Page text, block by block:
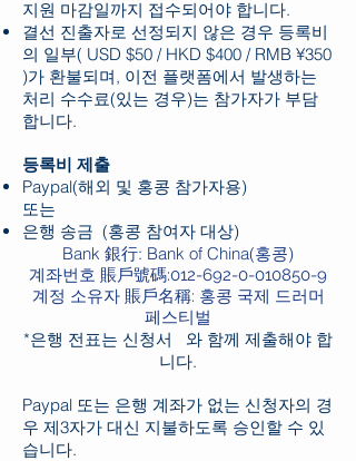
지원 마감일까지 접수되어야 합니다.
결선 진출자로 선정되지 않은 경우 등록비
의 일부( USD $50 / HKD $400 / RMB ¥350
)가 환불되며, 이전 플랫폼에서 발생하는
처리 수수료(있는 경우)는 참가자가 부담
합니다.
등록비 제출
Paypal(해외 및 홍콩 참가자용)
또는
은행 송금 (홍콩 참여자 대상)
Bank 銀行: Bank of China(홍콩)
계좌번호 賬戶號碼:012-692-0-010850-9
계정 소유자 賬戶名稱: 홍콩 국제 드러머
페스티벌
*은행 전표는 신청서 와 함께 제출해야 합
니다.
Paypal 또는 은행 계좌가 없는 신청자의 경
우 제3자가 대신 지불하도록 승인할 수 있
습니다.